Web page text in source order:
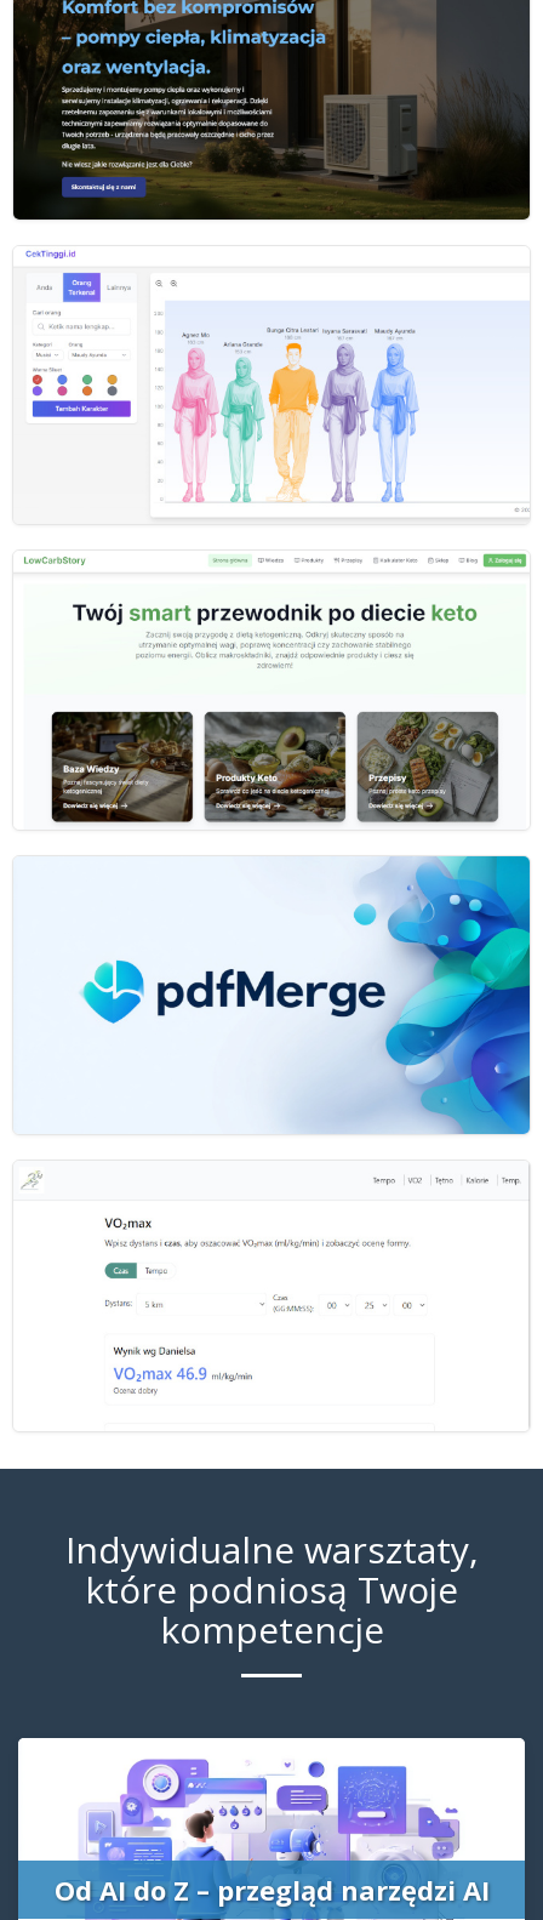
Indywidualne warsztaty,
które podniosą Twoje
kompetencje
Od AI do Z – przegląd narzędzi AI